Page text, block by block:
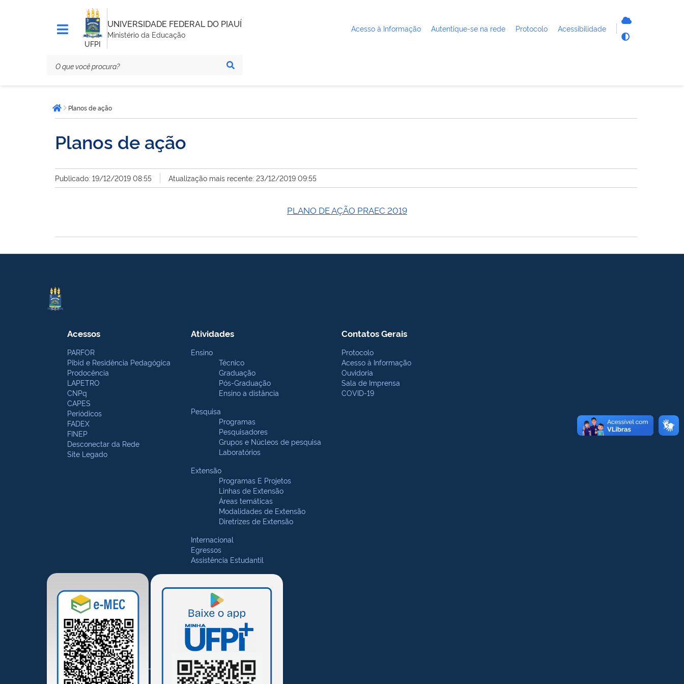
UFPI
UNIVERSIDADE FEDERAL DO PIAUÍ
Ministério da Educação
Acesso à Informação Autentique-se na rede Protocolo Acessibilidade
está
aqui:Página inicial
Planos de ação
Planos de ação
Publicado: 19/12/2019 08:55 Atualização mais recente: 23/12/2019 09:55
PLANO DE AÇÃO PRAEC 2019
Acessos
PARFOR
Pibid e Residência Pedagógica
Prodocência
LAPETRO
CNPq
CAPES
Periódicos
FADEX
FINEP
Desconectar da Rede
Site Legado
Atividades
Ensino
Técnico
Graduação
Pós-Graduação
Ensino a distância
Pesquisa
Programas
Pesquisadores
Grupos e Núcleos de pesquisa
Laboratórios
Extensão
Programas E Projetos
Linhas de Extensão
Áreas temáticas
Modalidades de Extensão
Diretrizes de Extensão
Internacional
Egressos
Assistência Estudantil
Contatos Gerais
Protocolo
Acesso à Informação
Ouvidoria
Sala de Imprensa
COVID-19